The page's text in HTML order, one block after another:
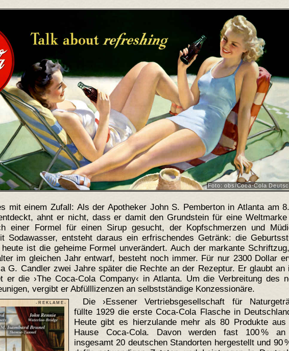
Foto: obs/Coca-Cola
mit einem Zufall: Als der Apotheker John S. Pemberton in Atlanta am
ahnt er nicht, dass er damit den Grundstein für eine Weltmarke
einer Formel für einen Sirup gesucht, der Kopfschmerzen und
Sodawasser, entsteht daraus ein erfrischendes Getränk: die
ist die geheime Formel unverändert. Auch der markante
im gleichen Jahr entwarf, besteht noch immer. Für nur 2300 Dollar
G. Candler zwei Jahre später die Rechte an der Rezeptur. Er glaubt an
er die ›The Coca-Cola Company‹ in Atlanta. Um die Verbreitung des
vergibt er Abfülllizenzen an selbstständige Konzessionäre.
- R E K L A M E -
Die ›Essener Vertriebsgesellschaft für
füllte 1929 die erste Coca-Cola Flasche in
Heute gibt es hierzulande mehr als 80 Produkte aus
Hause Coca-Cola. Davon werden fast 100 %
insgesamt 20 deutschen Standorten hergestellt und 90